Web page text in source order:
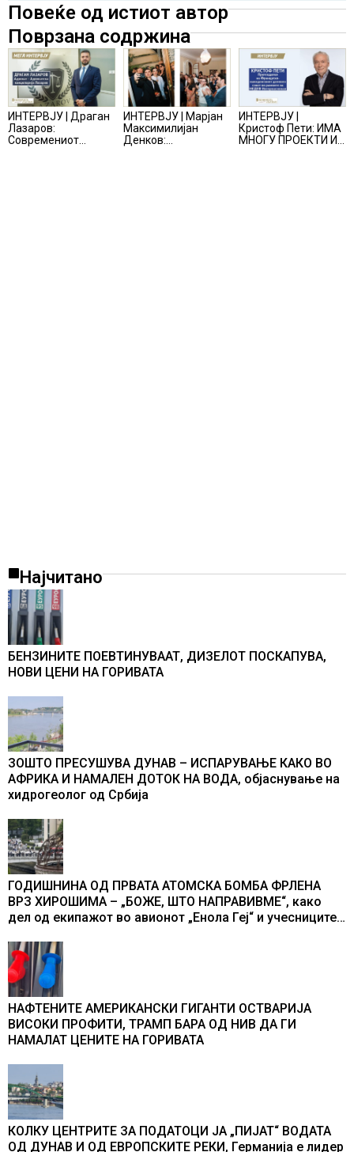
Повеќе од истиот автор
Поврзана содржина
ИНТЕРВЈУ | Драган
Лазаров:
Современиот
ИНТЕРВЈУ | Марјан
Максимилијан
Денков:
ИНТЕРВЈУ |
Кристоф Пети: ИМА
МНОГУ ПРОЕКТИ И
Најчитано
БЕНЗИНИТЕ ПОЕВТИНУВААТ, ДИЗЕЛОТ ПОСКАПУВА,
НОВИ ЦЕНИ НА ГОРИВАТА
ЗОШТО ПРЕСУШУВА ДУНАВ – ИСПАРУВАЊЕ КАКО ВО
АФРИКА И НАМАЛЕН ДОТОК НА ВОДА, објаснување на
хидрогеолог од Србија
ГОДИШНИНА ОД ПРВАТА АТОМСКА БОМБА ФРЛЕНА
ВРЗ ХИРОШИМА – „БОЖЕ, ШТО НАПРАВИВМЕ“, како
дел од екипажот во авионот „Енола Геј“ и учесниците
промени текот на историјата
НАФТЕНИТЕ АМЕРИКАНСКИ ГИГАНТИ ОСТВАРИЈА
ВИСОКИ ПРОФИТИ, ТРАМП БАРА ОД НИВ ДА ГИ
НАМАЛАТ ЦЕНИТЕ НА ГОРИВАТА
КОЛКУ ЦЕНТРИТЕ ЗА ПОДАТОЦИ ЈА „ПИЈАТ“ ВОДАТА
ОД ДУНАВ И ОД ЕВРОПСКИТЕ РЕКИ, Германија е лидер